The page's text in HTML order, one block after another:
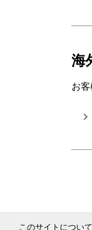
海
お
このサイトについて